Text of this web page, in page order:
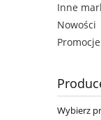
Inne
Nowości
Promocje
Wybierz